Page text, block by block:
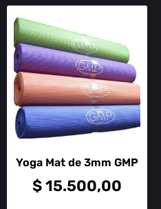
Yoga Mat de 3mm GMP
$15.500,00